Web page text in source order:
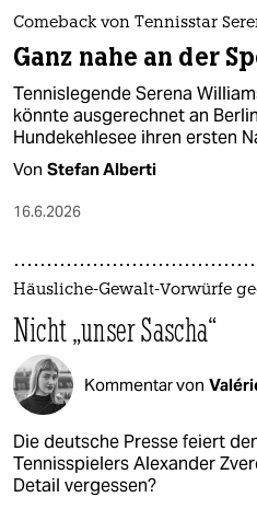
Comeback von Tennisstar
Ganz nahe an der
Tennislegende Serena
könnte ausgerechnet an
Hundekehlesee ihren ersten
Von Stefan Alberti
16.6.2026
Häusliche-Gewalt-Vorwürfe
Nicht „unser Sascha“
Kommentar von
Die deutsche Presse feiert
Tennisspielers Alexander
Detail vergessen?